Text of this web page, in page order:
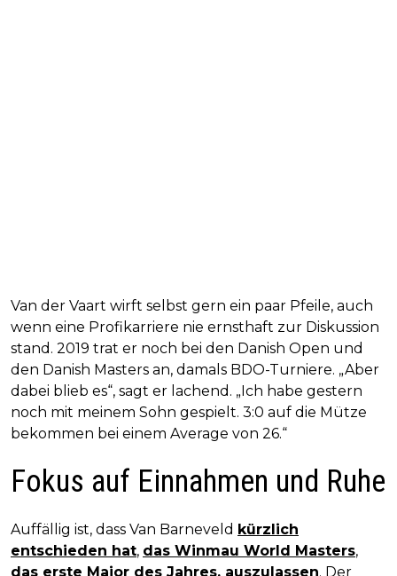
Van der Vaart wirft selbst gern ein paar Pfeile, auch
wenn eine Profikarriere nie ernsthaft zur Diskussion
stand. 2019 trat er noch bei den Danish Open und
den Danish Masters an, damals BDO-Turniere. „Aber
dabei blieb es“, sagt er lachend. „Ich habe gestern
noch mit meinem Sohn gespielt. 3:0 auf die Mütze
bekommen bei einem Average von 26.“
Fokus auf Einnahmen und Ruhe
Auffällig ist, dass Van Barneveld kürzlich
entschieden hat, das Winmau World Masters,
das erste Major des Jahres, auszulassen. Der